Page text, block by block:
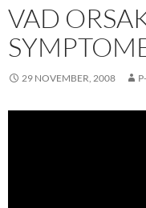
VAD
29 NOVEMBER, 2008